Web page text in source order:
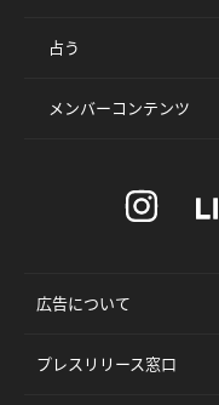
占う
メンバーコンテンツ
広告について
プレスリリース窓口